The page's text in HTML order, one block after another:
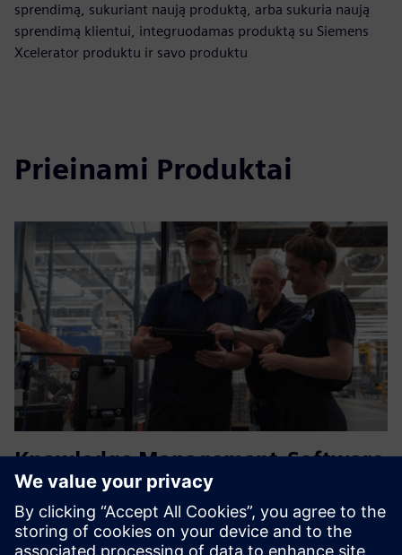
sprendimą, sukuriant naują produktą, arba sukuria naują
sprendimą klientui, integruodamas produktą su Siemens
Xcelerator produktu ir savo produktu
Prieinami Produktai
Knowledge Management-Software
for Industrial Machine Service
Pirmasis pasaulyje sprendimas ne tik valdyti, bet
transformuoti genčių žinias į operatyvinę pagalbą ir